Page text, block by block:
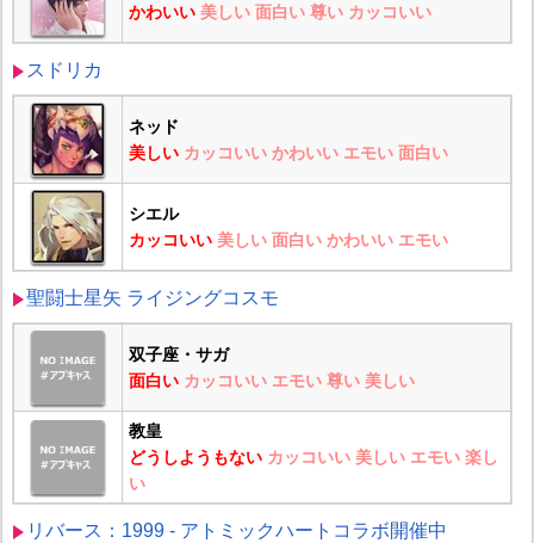
かわいい 美しい 面白い 尊い カッコいい
スドリカ
ネッド
美しい カッコいい かわいい エモい 面白い
シエル
カッコいい 美しい 面白い かわいい エモい
聖闘士星矢 ライジングコスモ
双子座・サガ
面白い カッコいい エモい 尊い 美しい
教皇
どうしようもない カッコいい 美しい エモい 楽し
い
リバース：1999 - アトミックハートコラボ開催中